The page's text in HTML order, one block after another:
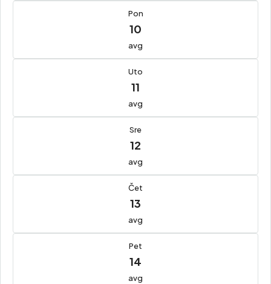
Pon
10
avg
Uto
11
avg
Sre
12
avg
Čet
13
avg
Pet
14
avg